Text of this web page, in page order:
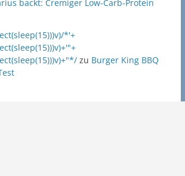
backt: Cremiger Low-Carb-Protein
*'+
zu Burger King BBQ